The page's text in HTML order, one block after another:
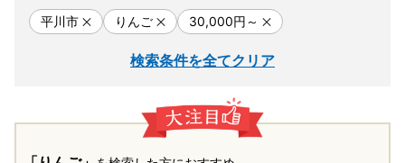
平川市 りんご 30,000円～
検索条件を全てクリア